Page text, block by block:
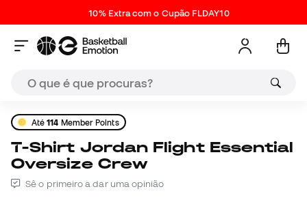
10% Extra com o Cupão FLDAY10
Até114 Member Points
T-Shirt Jordan Flight Essential
Oversize Crew
Sê o primeiro a dar uma opinião